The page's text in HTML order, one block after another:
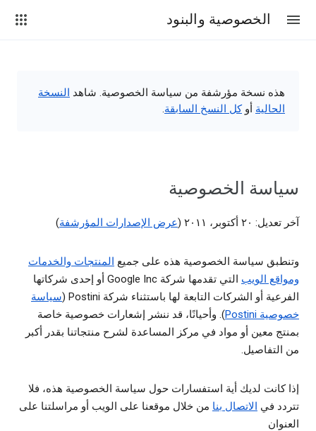
الخصوصية والبنود
هذه نسخة مؤرشفة من سياسة الخصوصية. شاهد النسخة
الحالية أوكل النسخ السابقة.
سياسة الخصوصية
آخر تعديل: ٢٠ أكتوبر، ٢٠١١ ( عرض الإصدارات المؤرشفة)
وتنطبق سياسة الخصوصية هذه على جميع المنتجات والخدمات
ومواقع الويب
التي تقدمها شركة ‎‏Google Inc أو إحدى شركاتها
الفرعية أو الشركات التابعة لها باستثناء شركة Postini (
سياسة
خصوصية Postini
). وأحيانًا، قد ننشر إشعارات خصوصية خاصة
بمنتج معين أو مواد في مركز المساعدة لشرح منتجاتنا بقدر أكبر
من التفاصيل.
إذا كانت لديك أية استفسارات حول سياسة الخصوصية هذه، فلا
تتردد في الاتصال بنا من خلال موقعنا على الويب أو مراسلتنا على
العنوان